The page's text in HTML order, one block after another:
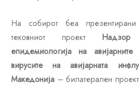
На собирот беа
тековниот проект
епидемиологија на
вирусите на авијарната
Македонија – билатерален